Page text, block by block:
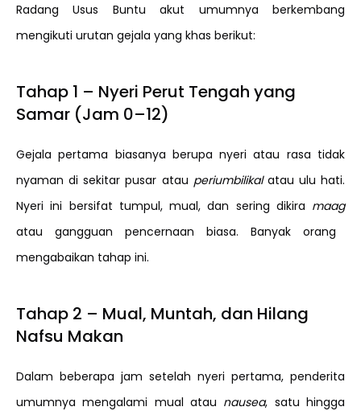
Radang Usus Buntu akut umumnya berkembang
mengikuti urutan gejala yang khas berikut:
Tahap 1 – Nyeri Perut Tengah yang
Samar (Jam 0–12)
Gejala pertama biasanya berupa nyeri atau rasa tidak
nyaman di sekitar pusar atau periumbilikalatau ulu hati.
Nyeri ini bersifat tumpul, mual, dan sering dikira maag
atau gangguan pencernaan biasa. Banyak orang
mengabaikan tahap ini.
Tahap 2 – Mual, Muntah, dan Hilang
Nafsu Makan
Dalam beberapa jam setelah nyeri pertama, penderita
umumnya mengalami mual atau nausea, satu hingga